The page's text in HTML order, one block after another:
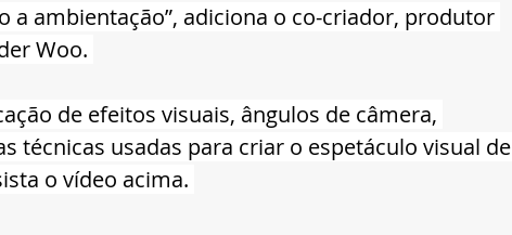
a ambientação”, adiciona o co-criador, produtor
Woo.
de efeitos visuais, ângulos de câmera,
técnicas usadas para criar o espetáculo visual de
o vídeo acima.